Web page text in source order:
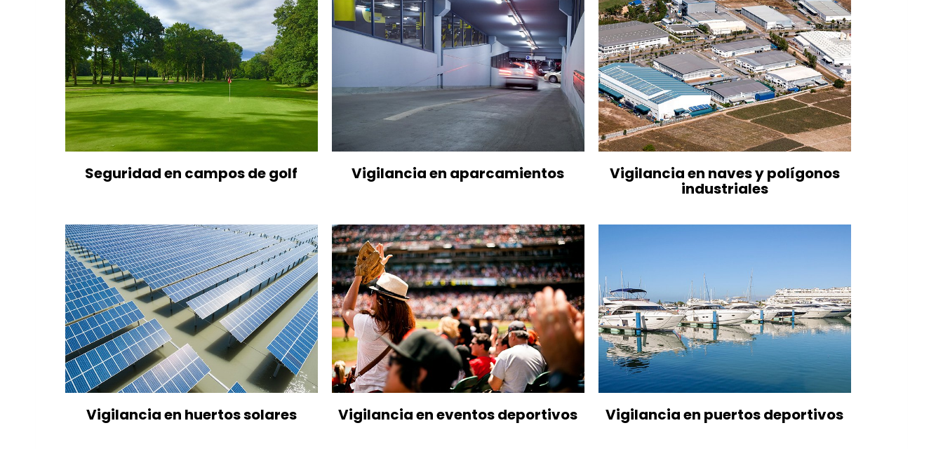
Seguridad en campos de golf Vigilancia en aparcamientos Vigilancia en naves y polígonos
industriales
Vigilancia en huertos solares Vigilancia en eventos deportivos Vigilancia en puertos deportivos